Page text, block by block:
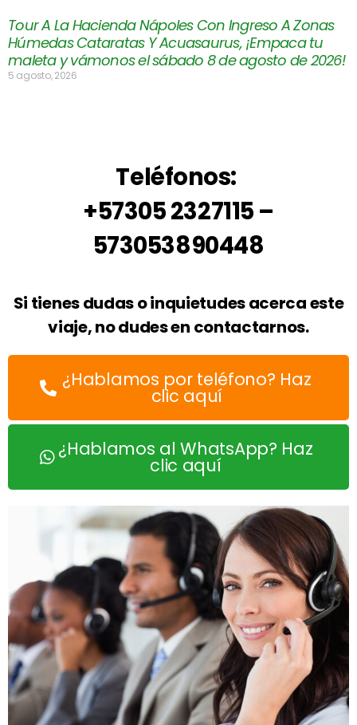
Tour A La Hacienda Nápoles Con Ingreso A Zonas
Húmedas Cataratas Y Acuasaurus, ¡Empaca tu
maleta y vámonos el sábado 8 de agosto de 2026!
5 agosto, 2026
Teléfonos:
+57305 2327115 –
573053890448
Si tienes dudas o inquietudes acerca este
viaje, no dudes en contactarnos.
¿Hablamos por teléfono? Haz
clic aquí
¿Hablamos al WhatsApp? Haz
clic aquí